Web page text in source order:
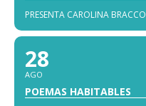
PRESENTA CAROLINA BRACCO
28
AGO
POEMAS HABITABLES